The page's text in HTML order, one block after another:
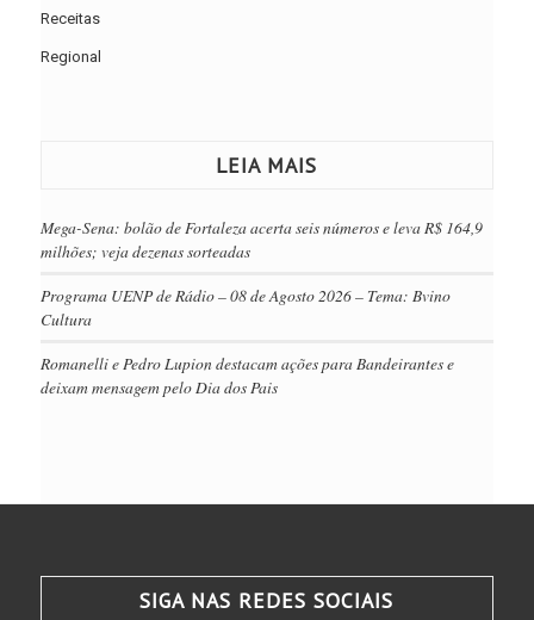
Receitas
Regional
LEIA MAIS
Mega-Sena: bolão de Fortaleza acerta seis números e leva R$ 164,9
milhões; veja dezenas sorteadas
Programa UENP de Rádio – 08 de Agosto 2026 – Tema: Bvino
Cultura
Romanelli e Pedro Lupion destacam ações para Bandeirantes e
deixam mensagem pelo Dia dos Pais
SIGA NAS REDES SOCIAIS